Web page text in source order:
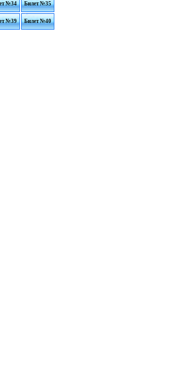
№34 Билет №35
№39 Билет №40